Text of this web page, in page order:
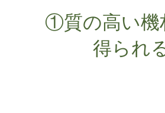
①質の高い機
得られ